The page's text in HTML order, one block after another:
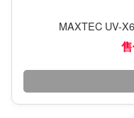
MAXTEC UV-